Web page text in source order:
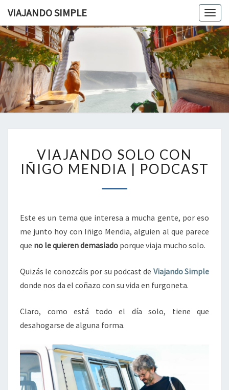
VIAJANDO SIMPLE
SIMPLE
Viviendo
En Un
Camión
Por
Europa
SOLO
CON
IÑIGO
MENDIA
VIAJANDO SOLO CON
IÑIGO MENDIA | PODCAST
Este es un tema que interesa a mucha gente, por eso
me junto hoy con Iñigo Mendia, alguien al que parece
que no le quieren demasiado porque viaja mucho solo.
Quizás le conozcáis por su podcast de Viajando Simple
donde nos da el coñazo con su vida en furgoneta.
Claro, como está todo el día solo, tiene que
desahogarse de alguna forma.